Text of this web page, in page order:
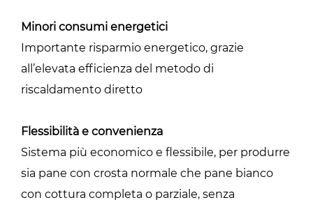
Minori consumi energetici
Importante risparmio energetico, grazie
all’elevata efficienza del metodo di
riscaldamento diretto
Flessibilità e convenienza
Sistema più economico e flessibile, per produrre
sia pane con crosta normale che pane bianco
con cottura completa o parziale, senza